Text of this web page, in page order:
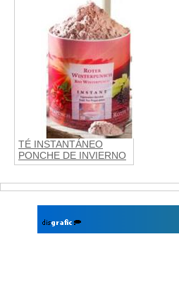
TÉ INSTANTÁNEO
PONCHE DE INVIERNO